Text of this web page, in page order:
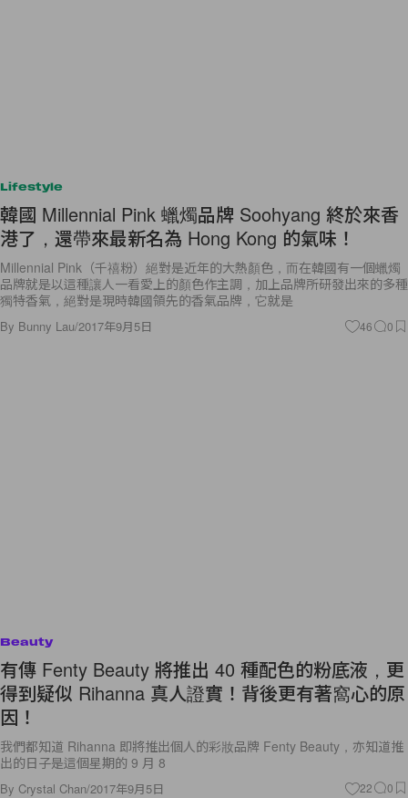
Lifestyle
韓國 Millennial Pink 蠟燭品牌 Soohyang 終於來香
港了，還帶來最新名為 Hong Kong 的氣味！
Millennial Pink（千禧粉）絕對是近年的大熱顏色，而在韓國有一個蠟燭
品牌就是以這種讓人一看愛上的顏色作主調，加上品牌所研發出來的多種
獨特香氣，絕對是現時韓國領先的香氣品牌，它就是
By Bunny Lau/2017年9月5日 46 0
Beauty
有傳 Fenty Beauty 將推出 40 種配色的粉底液，更
得到疑似 Rihanna 真人證實！背後更有著窩心的原
因！
我們都知道 Rihanna 即將推出個人的彩妝品牌 Fenty Beauty，亦知道推
出的日子是這個星期的 9 月 8
By Crystal Chan/2017年9月5日 22 0